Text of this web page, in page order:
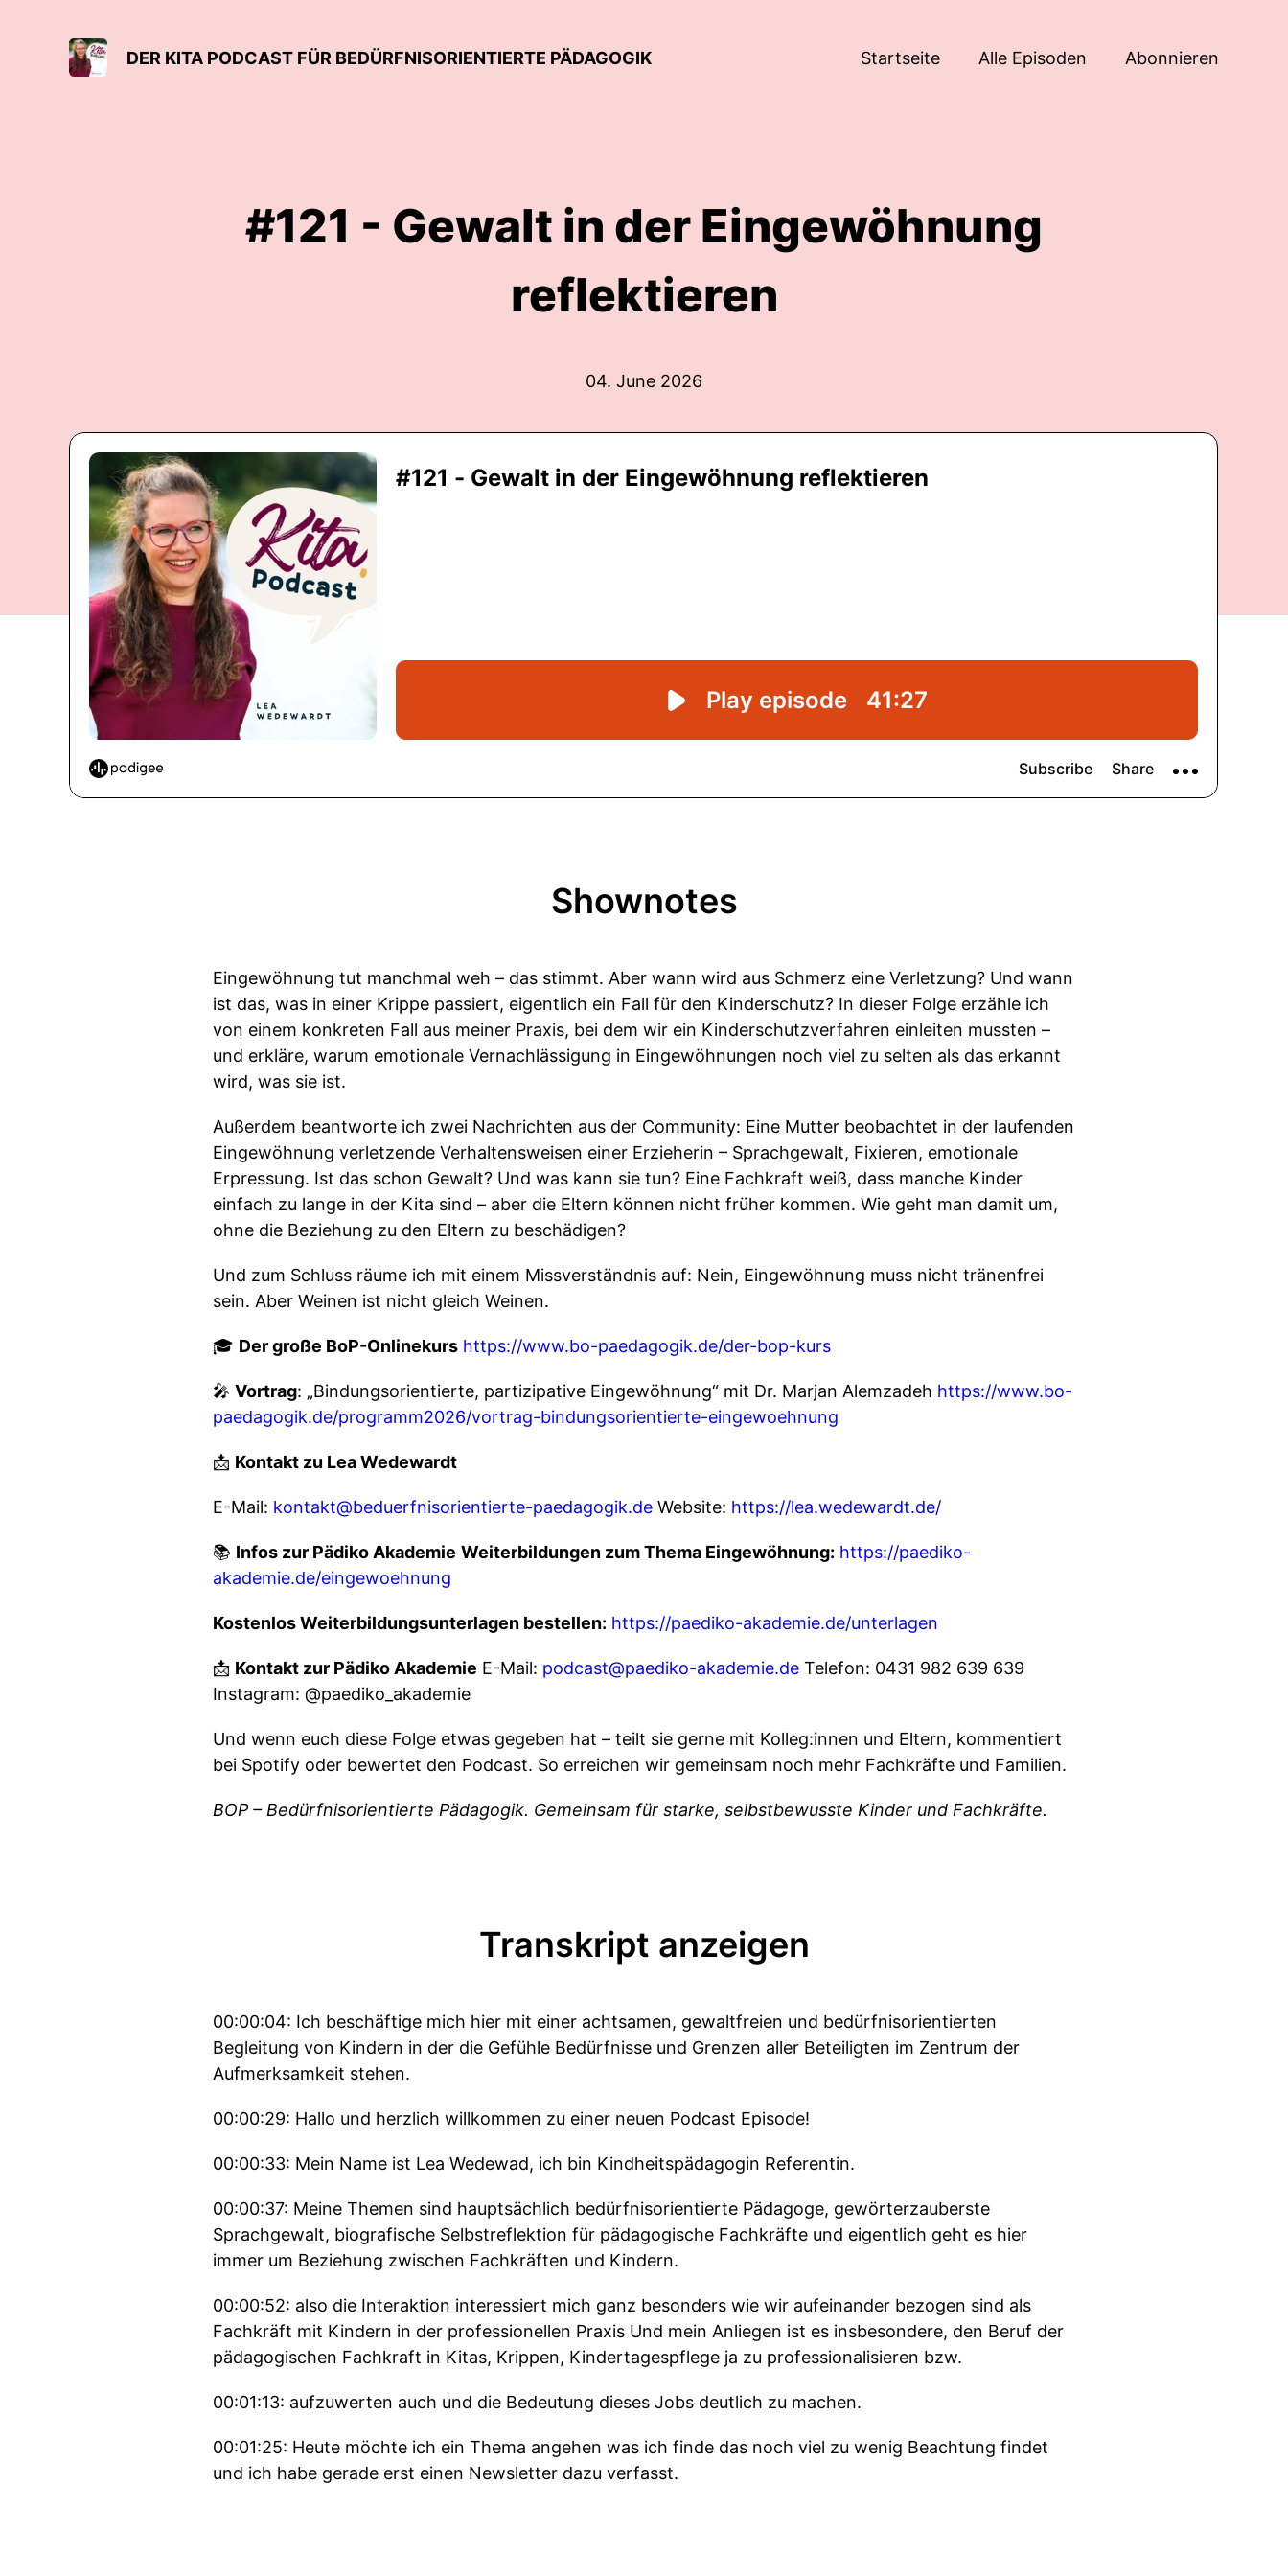
DER KITA PODCAST FÜR BEDÜRFNISORIENTIERTE PÄDAGOGIK Startseite Alle Episoden Abonnieren
#121 - Gewalt in der Eingewöhnung
reflektieren
04. June 2026
Shownotes
Eingewöhnung tut manchmal weh – das stimmt. Aber wann wird aus Schmerz eine Verletzung? Und wann
ist das, was in einer Krippe passiert, eigentlich ein Fall für den Kinderschutz? In dieser Folge erzähle ich
von einem konkreten Fall aus meiner Praxis, bei dem wir ein Kinderschutzverfahren einleiten mussten –
und erkläre, warum emotionale Vernachlässigung in Eingewöhnungen noch viel zu selten als das erkannt
wird, was sie ist.
Außerdem beantworte ich zwei Nachrichten aus der Community: Eine Mutter beobachtet in der laufenden
Eingewöhnung verletzende Verhaltensweisen einer Erzieherin – Sprachgewalt, Fixieren, emotionale
Erpressung. Ist das schon Gewalt? Und was kann sie tun? Eine Fachkraft weiß, dass manche Kinder
einfach zu lange in der Kita sind – aber die Eltern können nicht früher kommen. Wie geht man damit um,
ohne die Beziehung zu den Eltern zu beschädigen?
Und zum Schluss räume ich mit einem Missverständnis auf: Nein, Eingewöhnung muss nicht tränenfrei
sein. Aber Weinen ist nicht gleich Weinen.
🎓 Der große BoP-Onlinekurs https://www.bo-paedagogik.de/der-bop-kurs
🎤 Vortrag: „Bindungsorientierte, partizipative Eingewöhnung“ mit Dr. Marjan Alemzadeh https://www.bo-
paedagogik.de/programm2026/vortrag-bindungsorientierte-eingewoehnung
📩 Kontakt zu Lea Wedewardt
E-Mail: kontakt@beduerfnisorientierte-paedagogik.de Website: https://lea.wedewardt.de/
📚 Infos zur Pädiko Akademie Weiterbildungen zum Thema Eingewöhnung: https://paediko-
akademie.de/eingewoehnung
Kostenlos Weiterbildungsunterlagen bestellen: https://paediko-akademie.de/unterlagen
📩 Kontakt zur Pädiko Akademie E-Mail: podcast@paediko-akademie.de Telefon: 0431 982 639 639
Instagram: @paediko_akademie
Und wenn euch diese Folge etwas gegeben hat – teilt sie gerne mit Kolleg:innen und Eltern, kommentiert
bei Spotify oder bewertet den Podcast. So erreichen wir gemeinsam noch mehr Fachkräfte und Familien.
BOP – Bedürfnisorientierte Pädagogik. Gemeinsam für starke, selbstbewusste Kinder und Fachkräfte.
Transkript anzeigen
00:00:04: Ich beschäftige mich hier mit einer achtsamen, gewaltfreien und bedürfnisorientierten
Begleitung von Kindern in der die Gefühle Bedürfnisse und Grenzen aller Beteiligten im Zentrum der
Aufmerksamkeit stehen.
00:00:29: Hallo und herzlich willkommen zu einer neuen Podcast Episode!
00:00:33: Mein Name ist Lea Wedewad, ich bin Kindheitspädagogin Referentin.
00:00:37: Meine Themen sind hauptsächlich bedürfnisorientierte Pädagoge, gewörterzauberste
Sprachgewalt, biografische Selbstreflektion für pädagogische Fachkräfte und eigentlich geht es hier
immer um Beziehung zwischen Fachkräften und Kindern.
00:00:52: also die Interaktion interessiert mich ganz besonders wie wir aufeinander bezogen sind als
Fachkräft mit Kindern in der professionellen Praxis Und mein Anliegen ist es insbesondere, den Beruf der
pädagogischen Fachkraft in Kitas, Krippen, Kindertagespflege ja zu professionalisieren bzw.
00:01:13: aufzuwerten auch und die Bedeutung dieses Jobs deutlich zu machen.
00:01:25: Heute möchte ich ein Thema angehen was ich finde das noch viel zu wenig Beachtung findet
und ich habe gerade erst einen Newsletter dazu verfasst.